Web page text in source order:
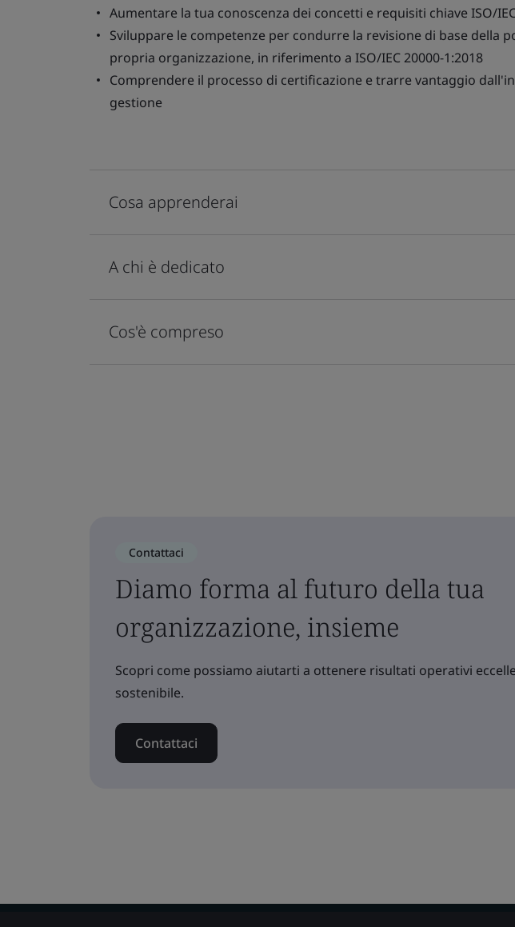
Aumentare la tua conoscenza dei concetti e requisiti chiave ISO/
Sviluppare le competenze per condurre la revisione di base della
propria organizzazione, in riferimento a ISO/IEC 20000-1:2018
Comprendere il processo di certificazione e trarre vantaggio
gestione
Cosa apprenderai
A chi è dedicato
Cos'è compreso
Contattaci
Diamo forma al futuro della tua
organizzazione, insieme
Scopri come possiamo aiutarti a ottenere risultati operativi
sostenibile.
Contattaci